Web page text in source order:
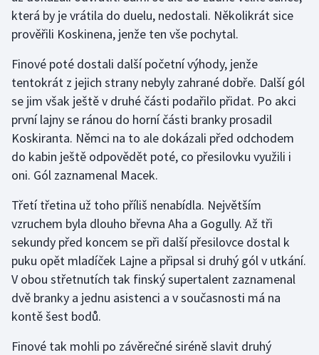
Stolní tenis
Veslování
Vodní slalom
Volejbal
Ostatní
která by je vrátila do duelu, nedostali. Několikrát sice
prověřili Koskinena, jenže ten vše pochytal.
Finové poté dostali další početní výhody, jenže
tentokrát z jejich strany nebyly zahrané dobře. Další gól
se jim však ještě v druhé části podařilo přidat. Po akci
první lajny se ránou do horní části branky prosadil
Koskiranta. Němci na to ale dokázali před odchodem
do kabin ještě odpovědět poté, co přesilovku využili i
oni. Gól zaznamenal Macek.
Třetí třetina už toho příliš nenabídla. Největším
vzruchem byla dlouho břevna Aha a Gogully. Až tři
sekundy před koncem se při další přesilovce dostal k
puku opět mladíček Lajne a připsal si druhý gól v utkání.
V obou střetnutích tak finský supertalent zaznamenal
dvě branky a jednu asistenci a v současnosti má na
kontě šest bodů.
Finové tak mohli po závěrečné siréně slavit druhý